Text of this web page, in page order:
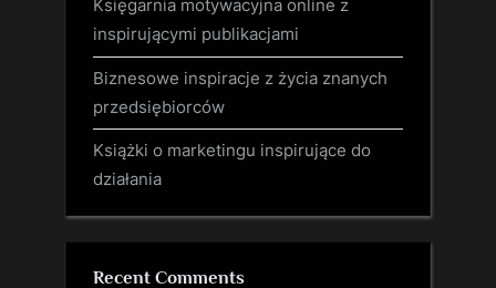
Księgarnia motywacyjna online z
inspirującymi publikacjami
Biznesowe inspiracje z życia znanych
przedsiębiorców
Książki o marketingu inspirujące do
działania
Recent Comments